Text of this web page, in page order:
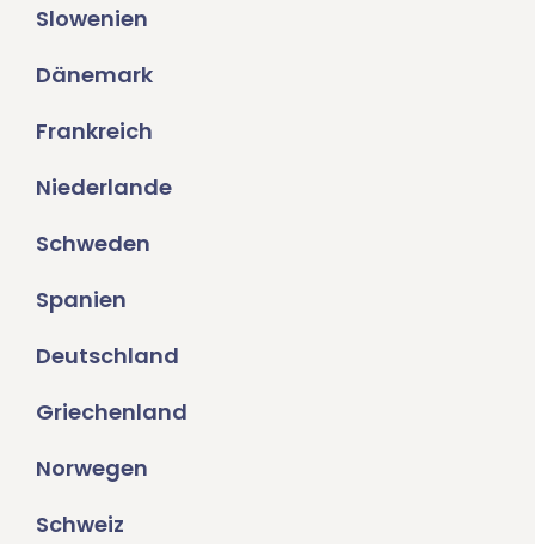
Slowenien
Dänemark
Frankreich
Niederlande
Schweden
Spanien
Deutschland
Griechenland
Norwegen
Schweiz